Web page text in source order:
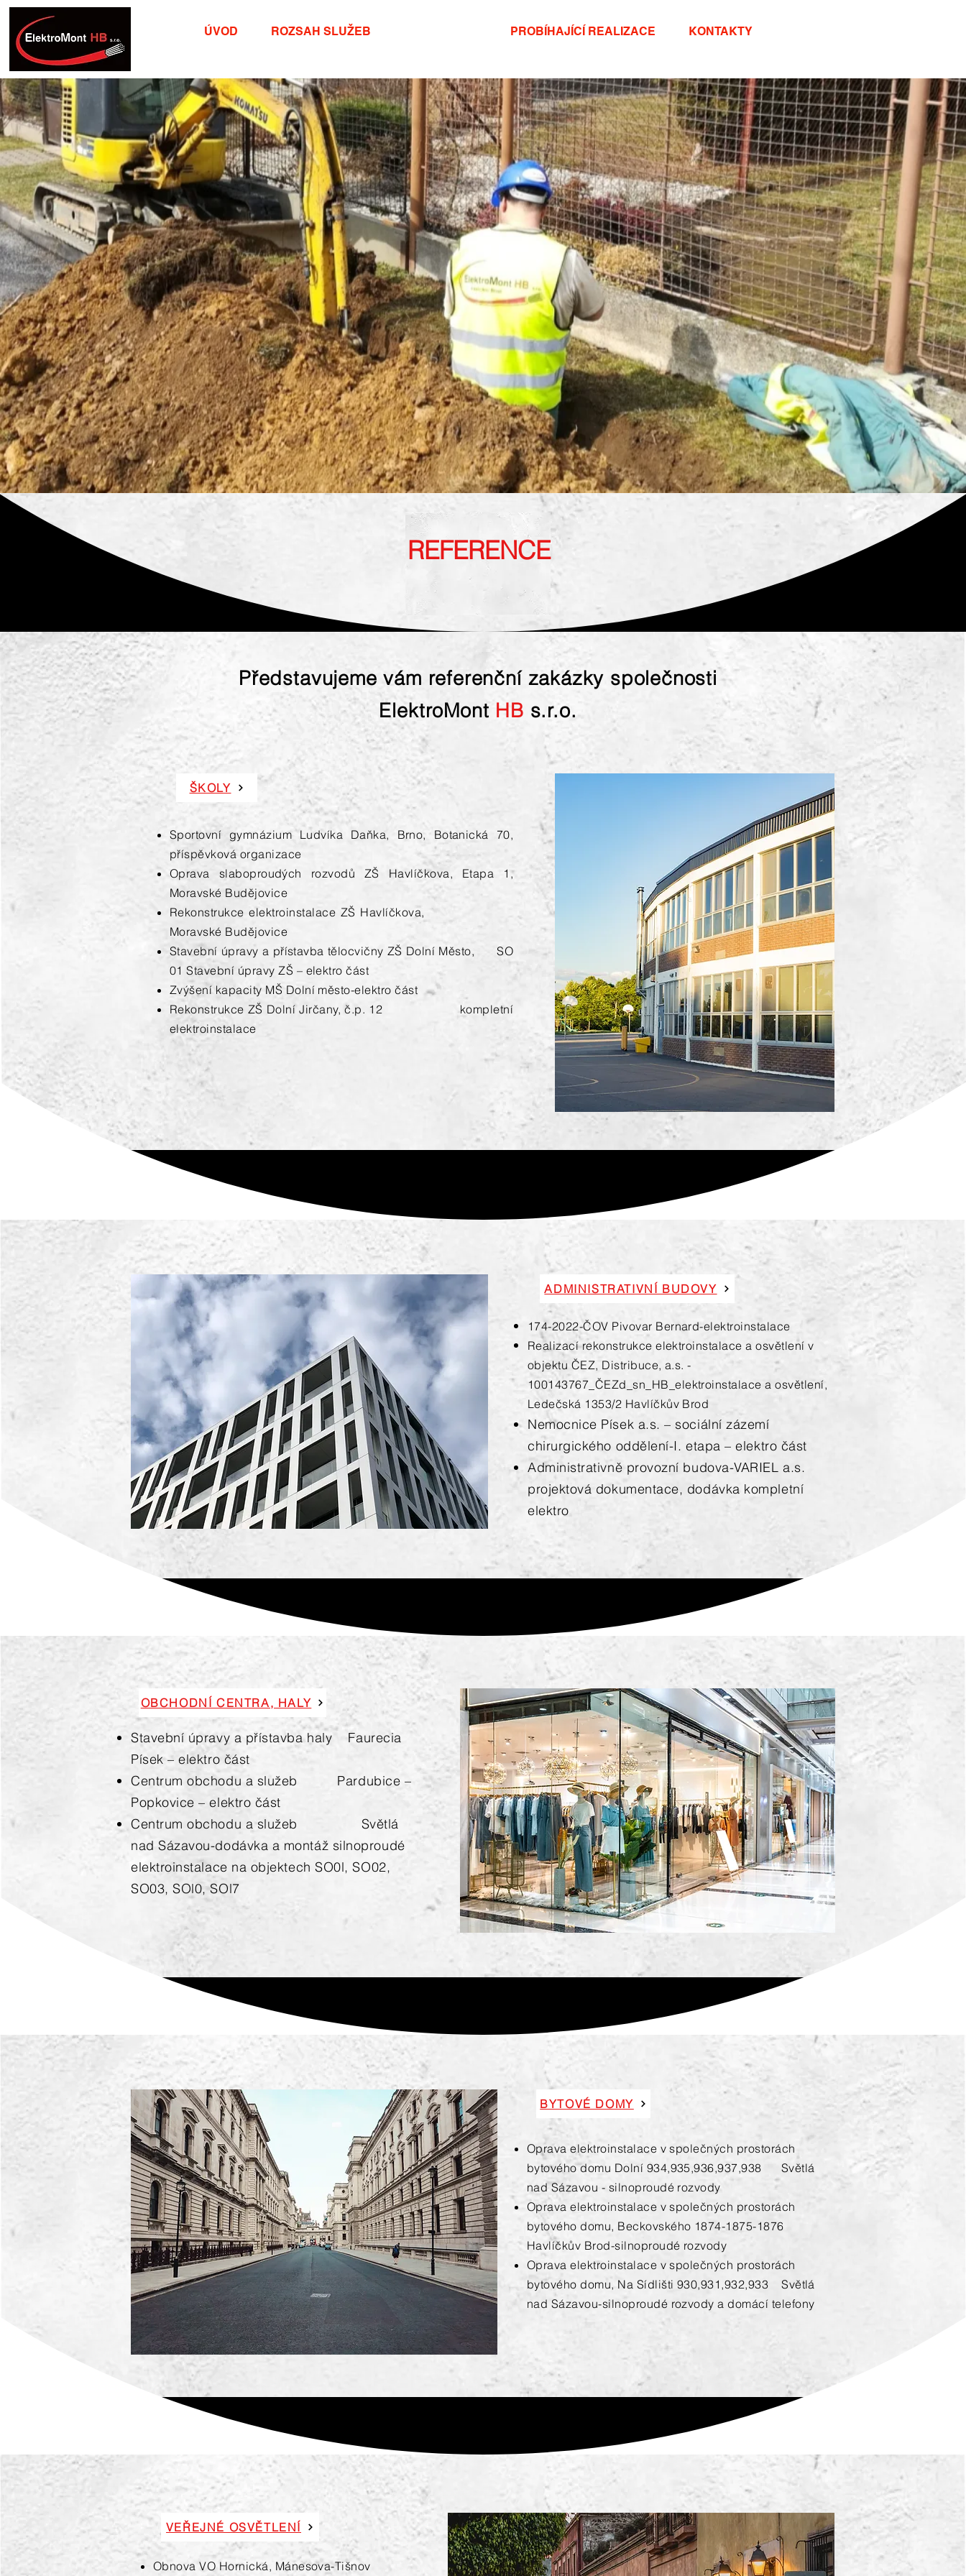
ÚVOD ROZSAH SLUŽEB PROBÍHAJÍCÍ REALIZACE KONTAKTY
REFERENCE
Představujeme vám referenční zakázky společnosti
ElektroMont HB s.r.o.
ŠKOLY
Sportovní gymnázium Ludvíka Daňka, Brno, Botanická 70,
příspěvková organizace
Oprava slaboproudých rozvodů ZŠ Havlíčkova, Etapa 1,
Moravské Budějovice
Rekonstrukce elektroinstalace ZŠ Havlíčkova,
Moravské Budějovice
Stavební úpravy a přístavba tělocvičny ZŠ Dolní Město, SO
01 Stavební úpravy ZŠ – elektro část
Zvýšení kapacity MŠ Dolní město-elektro část
​Rekonstrukce ZŠ Dolní Jirčany, č.p. 12
kompletní
elektroinstalace
ADMINISTRATIVNÍ BUDOVY
174-2022-ČOV Pivovar Bernard-elektroinstalace
Realizací rekonstrukce elektroinstalace a osvětlení v
objektu ČEZ, Distribuce, a.s. -
100143767_ČEZd_sn_HB_elektroinstalace a osvětlení,
Ledečská 1353/2 Havlíčkův Brod
Nemocnice Písek a.s. – sociální zázemí
chirurgického oddělení-I. etapa – elektro část
Administrativně provozní budova-VARIEL a.s.
projektová dokumentace, dodávka kompletní
elektro
OBCHODNÍ CENTRA, HALY
Stavební úpravy a přístavba haly Faurecia
Písek – elektro část
Centrum obchodu a služeb Pardubice –
Popkovice – elektro část
Centrum obchodu a služeb Světlá
nad Sázavou-dodávka a montáž silnoproudé
elektroinstalace na objektech SO0l, SO02,
SO03, SOl0, SOl7
BYTOVÉ DOMY
Oprava elektroinstalace v společných prostorách
bytového domu Dolní 934,935,936,937,938 Světlá
nad Sázavou - silnoproudé rozvody
Oprava elektroinstalace v společných prostorách
bytového domu, Beckovského 1874-1875-1876
Havlíčkův Brod-silnoproudé rozvody
Oprava elektroinstalace v společných prostorách
bytového domu, Na Sídlišti 930,931,932,933 Světlá
nad Sázavou-silnoproudé rozvody a domácí telefony
VEŘEJNÉ OSVĚTLENÍ
Obnova VO Hornická, Mánesova-Tišnov